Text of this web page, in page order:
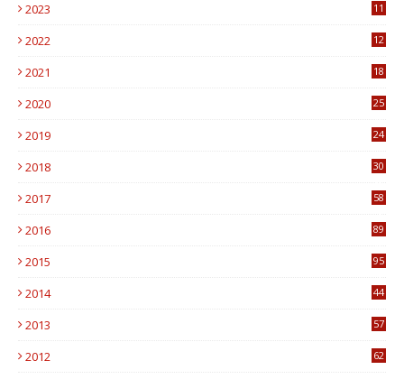
2023
11
2022
12
2021
18
2020
25
2019
24
2018
30
2017
58
2016
89
2015
95
2014
44
2013
57
2012
62